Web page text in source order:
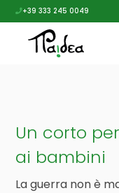
+39 333 245 0049
Un corto
ai bambini
La guerra non è